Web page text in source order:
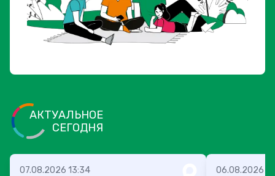
АКТУАЛЬНОЕ
СЕГОДНЯ
07.08.2026 13:34 06.08.2026